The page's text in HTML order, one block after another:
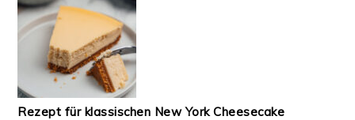
Rezept für klassischen New York Cheesecake